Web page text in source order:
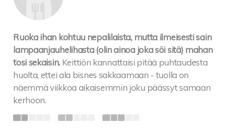
Ruoka ihan kohtuu nepalilaista, mutta ilmeisesti sain
lampaanjauhelihasta (olin ainoa joka söi sitä) mahan
tosi sekaisin. Keittiön kannattaisi pitää puhtaudesta
huolta, ettei ala bisnes sakkaamaan - tuolla on
näemmä viikkoa aikaisemmin joku päässyt samaan
kerhoon.